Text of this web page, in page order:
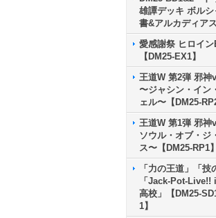
雄譚デッキ ボル
書&アルカディアス
愛感謝祭 ヒロイ
【DM25-EX1】
王道W 第2弾 邪神
〜ジャシン・イン
ェル〜【DM25-RP2
王道W 第1弾 邪神
ソウル・オブ・ジ
ス〜【DM25-RP1】
「力の王道」「技
「Jack-Pot-Live!!
高校」【DM25-
1】